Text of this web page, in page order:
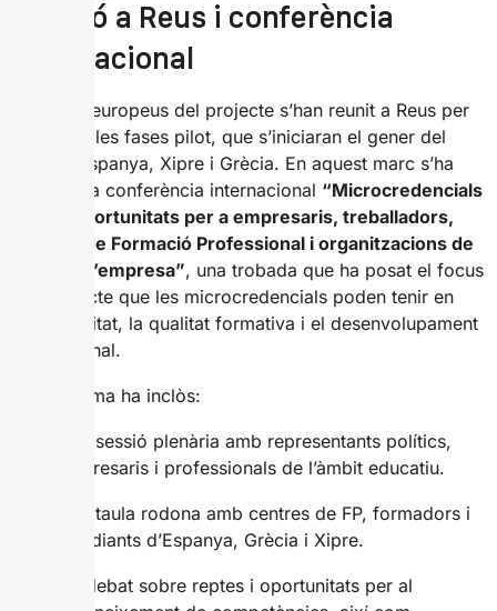
Reunió a Reus i conferència
internacional
Els socis europeus del projecte s’han reunit a Reus per
planificar les fases pilot, que s’iniciaran el gener del
2026 a Espanya, Xipre i Grècia. En aquest marc s’ha
celebrat la conferència internacional “Microcredencials
en FP: Oportunitats per a empresaris, treballadors,
centres de Formació Professional i organitzacions de
suport a l’empresa”, una trobada que ha posat el focus
en l’impacte que les microcredencials poden tenir en
l’ocupabilitat, la qualitat formativa i el desenvolupament
professional.
El programa ha inclòs:
Una sessió plenària amb representants polítics,
empresaris i professionals de l’àmbit educatiu.
Una taula rodona amb centres de FP, formadors i
estudiants d’Espanya, Grècia i Xipre.
Un debat sobre reptes i oportunitats per al